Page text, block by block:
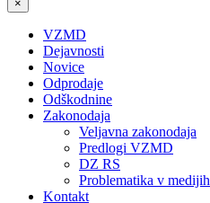
×
VZMD
Dejavnosti
Novice
Odprodaje
Odškodnine
Zakonodaja
Veljavna zakonodaja
Predlogi VZMD
DZ RS
Problematika v medijih
Kontakt